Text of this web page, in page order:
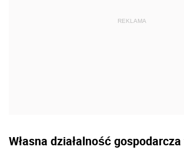
Własna działalność